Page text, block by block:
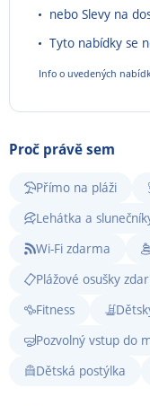
nebo Slevy na
Tyto nabídky se
Info o uvedených
Proč právě sem
Přímo na pláži
Lehátka a
Wi-Fi zdarma
Plážové osušky
Fitness
Pozvolný vstup do
Dětská postýlka